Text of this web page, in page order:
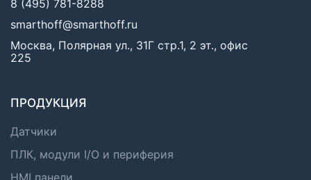
8 (495) 781-8288
smarthoff@smarthoff.ru
Москва, Полярная ул., 31Г стр.1, 2 эт., офис
225
ПРОДУКЦИЯ
Датчики
ПЛК, модули I/O и периферия